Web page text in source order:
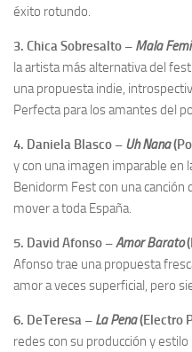
éxito rotundo.
3. Chica Sobresalto – Mala
la artista más alternativa del
una propuesta indie,
Perfecta para los amantes del
4. Daniela Blasco – Uh Nana
y con una imagen imparable en
Benidorm Fest con una canción
mover a toda España.
5. David Afonso –Amor Barato
Afonso trae una propuesta
amor a veces superficial, pero
6. DeTeresa – La Pena(Electro
redes con su producción y